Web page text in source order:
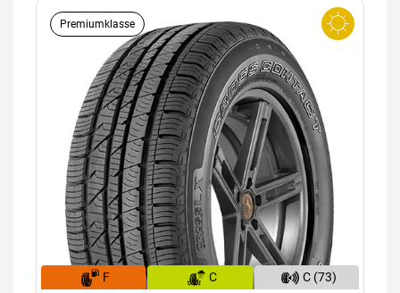
Premiumklasse
F C C (73)